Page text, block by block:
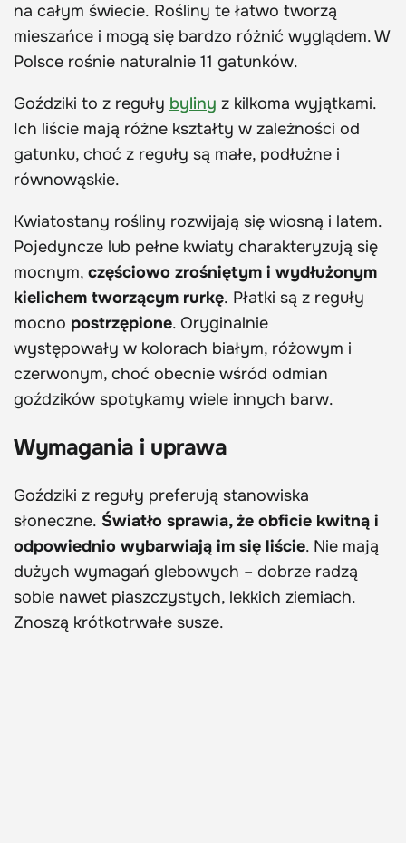
na całym świecie. Rośliny te łatwo tworzą
mieszańce i mogą się bardzo różnić wyglądem. W
Polsce rośnie naturalnie 11 gatunków.
Goździki to z reguły byliny z kilkoma wyjątkami.
Ich liście mają różne kształty w zależności od
gatunku, choć z reguły są małe, podłużne i
równowąskie.
Kwiatostany rośliny rozwijają się wiosną i latem.
Pojedyncze lub pełne kwiaty charakteryzują się
mocnym, częściowo zrośniętym i wydłużonym
kielichem tworzącym rurkę. Płatki są z reguły
mocno postrzępione. Oryginalnie
występowały w kolorach białym, różowym i
czerwonym, choć obecnie wśród odmian
goździków spotykamy wiele innych barw.
Wymagania i uprawa
Goździki z reguły preferują stanowiska
słoneczne. Światło sprawia, że obficie kwitną i
odpowiednio wybarwiają im się liście. Nie mają
dużych wymagań glebowych – dobrze radzą
sobie nawet piaszczystych, lekkich ziemiach.
Znoszą krótkotrwałe susze.